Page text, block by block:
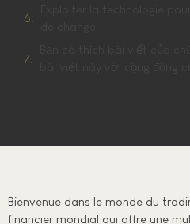
Bienvenue dans le monde du
financier mondial qui offre une